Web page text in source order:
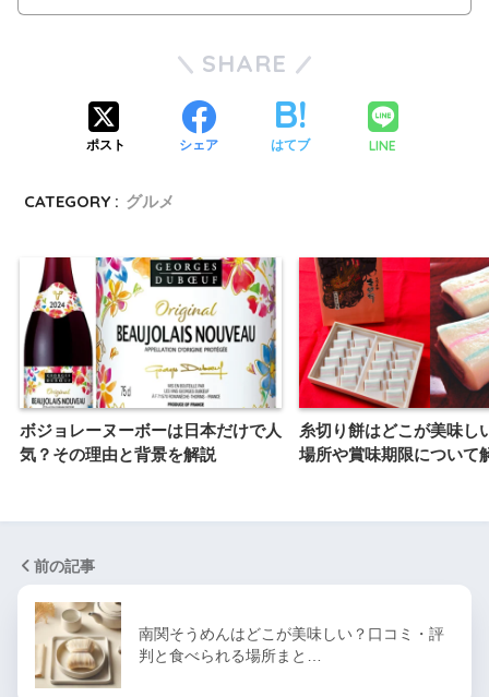
SHARE
ポスト シェア はてブ LINE
CATEGORY : グルメ
ボジョレーヌーボーは日本だけで人
気？その理由と背景を解説
糸切り餅はどこが美味し
場所や賞味期限について
前の記事
南関そうめんはどこが美味しい？口コミ・評
判と食べられる場所まと…